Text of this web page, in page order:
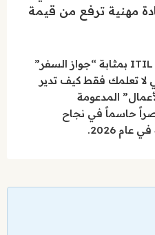
مهنية ترفع من قيمة
تعتبر شهادة ITIL 4 Foundation بمثابة “جواز السفر”
لا تعلمك فقط كيف تدير
المدعومة
حاسماً في نجاح
2026.